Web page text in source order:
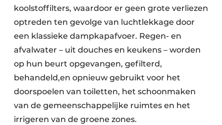
koolstoffilters, waardoor er geen grote verliezen
optreden ten gevolge van luchtlekkage door
een klassieke dampkapafvoer. Regen- en
afvalwater – uit douches en keukens – worden
op hun beurt opgevangen, gefilterd,
behandeld,en opnieuw gebruikt voor het
doorspoelen van toiletten, het schoonmaken
van de gemeenschappelijke ruimtes en het
irrigeren van de groene zones.